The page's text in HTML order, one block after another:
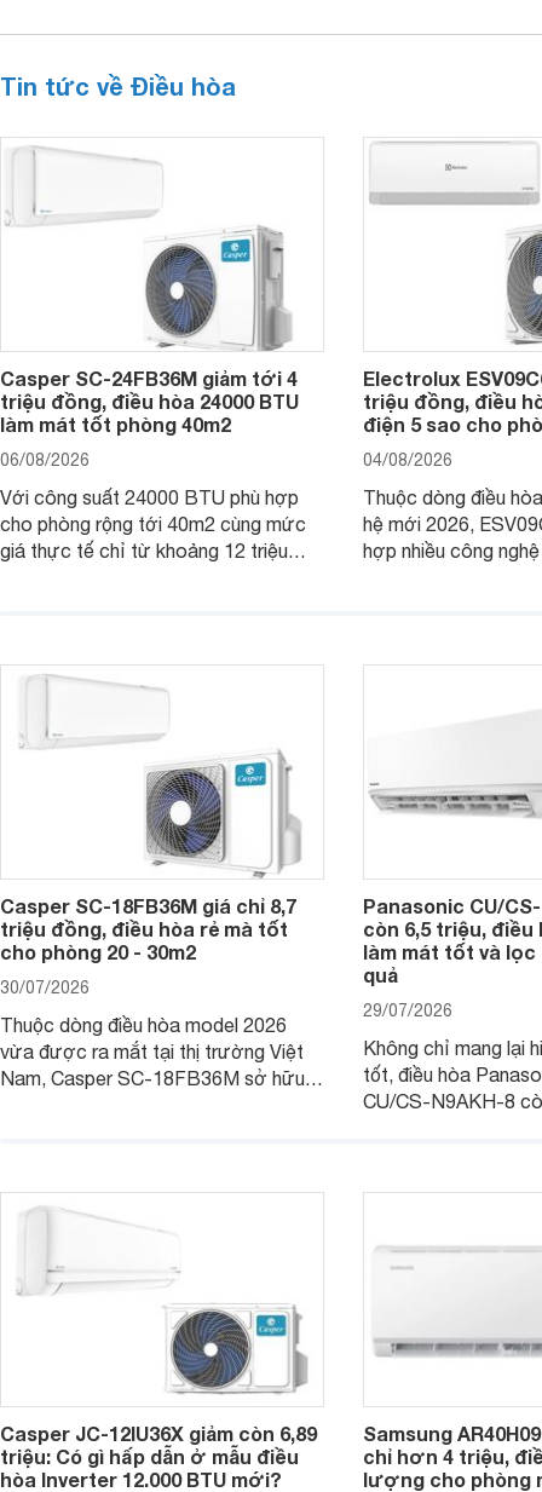
Tin tức về Điều hòa
Casper SC-24FB36M giảm tới 4
triệu đồng, điều hòa 24000 BTU
làm mát tốt phòng 40m2
06/08/2026
Với công suất 24000 BTU phù hợp
cho phòng rộng tới 40m2 cùng mức
giá thực tế chỉ từ khoảng 12 triệu
Electrolux
triệu đồng, điều
điện 5 sao cho
04/08/2026
Thuộc dòng điều
hệ mới 2026,
hợp nhiều công
Casper SC-18FB36M giá chỉ 8,7
triệu đồng, điều hòa rẻ mà tốt
cho phòng 20 - 30m2
30/07/2026
Thuộc dòng điều hòa model 2026
vừa được ra mắt tại thị trường Việt
Nam, Casper SC-18FB36M sở hữu
nhiều tính năng và công nghệ hiện đại.
Panasonic CU/
còn 6,5 triệu, điều
làm mát tốt và lọc
quả
29/07/2026
Không chỉ mang lại
tốt, điều hòa
CU/CS-N9AKH-8
Casper JC-12IU36X giảm còn 6,89
triệu: Có gì hấp dẫn ở mẫu điều
hòa Inverter 12.000 BTU mới?
Samsung
chỉ hơn 4 triệu,
lượng cho phòng